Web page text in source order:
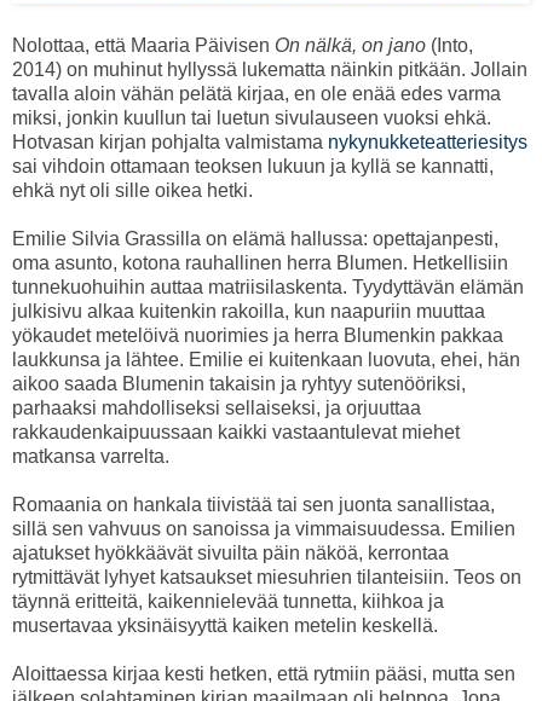
Nolottaa, että Maaria Päivisen On nälkä, on jano (Into,
2014) on muhinut hyllyssä lukematta näinkin pitkään. Jollain
tavalla aloin vähän pelätä kirjaa, en ole enää edes varma
miksi, jonkin kuullun tai luetun sivulauseen vuoksi ehkä.
Hotvasan kirjan pohjalta valmistama nykynukketeatteriesitys
sai vihdoin ottamaan teoksen lukuun ja kyllä se kannatti,
ehkä nyt oli sille oikea hetki.
Emilie Silvia Grassilla on elämä hallussa: opettajanpesti,
oma asunto, kotona rauhallinen herra Blumen. Hetkellisiin
tunnekuohuihin auttaa matriisilaskenta. Tyydyttävän elämän
julkisivu alkaa kuitenkin rakoilla, kun naapuriin muuttaa
yökaudet metelöivä nuorimies ja herra Blumenkin pakkaa
laukkunsa ja lähtee. Emilie ei kuitenkaan luovuta, ehei, hän
aikoo saada Blumenin takaisin ja ryhtyy sutenööriksi,
parhaaksi mahdolliseksi sellaiseksi, ja orjuuttaa
rakkaudenkaipuussaan kaikki vastaantulevat miehet
matkansa varrelta.
Romaania on hankala tiivistää tai sen juonta sanallistaa,
sillä sen vahvuus on sanoissa ja vimmaisuudessa. Emilien
ajatukset hyökkäävät sivuilta päin näköä, kerrontaa
rytmittävät lyhyet katsaukset miesuhrien tilanteisiin. Teos on
täynnä eritteitä, kaikennielevää tunnetta, kiihkoa ja
musertavaa yksinäisyyttä kaiken metelin keskellä.
Aloittaessa kirjaa kesti hetken, että rytmiin pääsi, mutta sen